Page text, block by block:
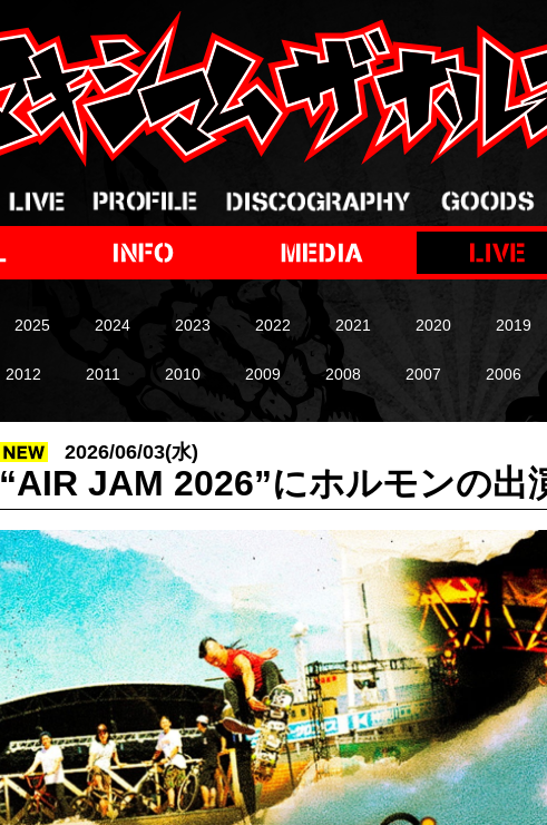
2025 2024 2023 2022 2021 2020 2019
2012 2011 2010 2009 2008 2007 2006
2026/06/03(水)
“AIR JAM 2026”にホルモンの出